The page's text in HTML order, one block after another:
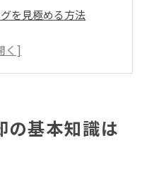
を見極める方法
法的手続き
確認すべきこと
た不動産売却戦略
解する
の基本知識は